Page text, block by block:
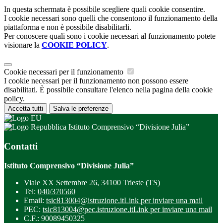
In questa schermata è possibile scegliere quali cookie consentire.
I cookie necessari sono quelli che consentono il funzionamento della
piattaforma e non è possibile disabilitarli.
Per conoscere quali sono i cookie necessari al funzionamento potete
visionare la COOKIE POLICY.
Cookie necessari per il funzionamento
I cookie necessari per il funzionamento non possono essere
disabilitati. È possibile consultare l'elenco nella pagina della cookie
policy.
Accetta tutti Salva le preferenze
Istituto Comprensivo “Divisione Julia”
Contatti
Istituto Comprensivo “Divisione Julia”
Viale XX Settembre 26, 34100 Trieste (TS)
Tel: 040/370560
Email: tsic813004@istruzione.itLink per inviare una mail
PEC: tsic813004@pec.istruzione.itLink per inviare una mail
C.F.: 90089450325